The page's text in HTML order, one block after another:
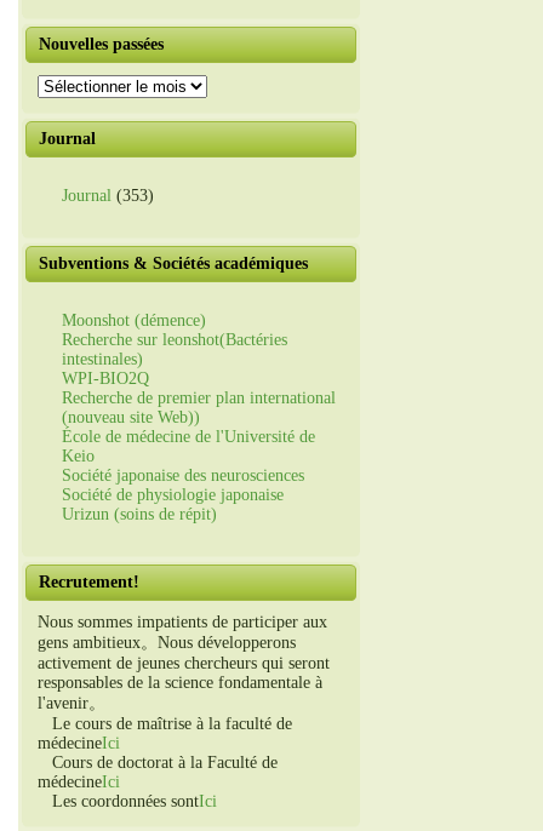
Nouvelles passées
Nouvelles
passées
Journal
Journal (353)
Subventions & Sociétés académiques
Moonshot (démence)
Recherche sur leonshot(Bactéries
intestinales)
WPI-BIO2Q
Recherche de premier plan international
(nouveau site Web))
École de médecine de l'Université de
Keio
Société japonaise des neurosciences
Société de physiologie japonaise
Urizun (soins de répit)
Recrutement!
Nous sommes impatients de participer aux
gens ambitieux。Nous développerons
activement de jeunes chercheurs qui seront
responsables de la science fondamentale à
l'avenir。
Le cours de maîtrise à la faculté de
médecineIci
Cours de doctorat à la Faculté de
médecineIci
Les coordonnées sontIci